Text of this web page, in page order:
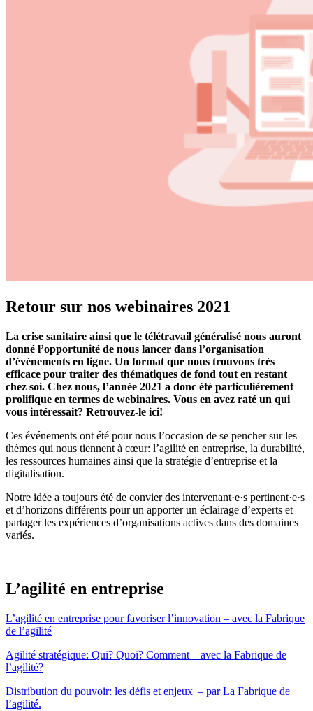
Retour sur nos webinaires 2021
La crise sanitaire ainsi que le télétravail généralisé nous auront
donné l’opportunité de nous lancer dans l’organisation
d’événements en ligne. Un format que nous trouvons très
efficace pour traiter des thématiques de fond tout en restant
chez soi. Chez nous, l’année 2021 a donc été particulièrement
prolifique en termes de webinaires. Vous en avez raté un qui
vous intéressait? Retrouvez-le ici!
Ces événements ont été pour nous l’occasion de se pencher sur les
thèmes qui nous tiennent à cœur: l’agilité en entreprise, la durabilité,
les ressources humaines ainsi que la stratégie d’entreprise et la
digitalisation.
Notre idée a toujours été de convier des intervenant·e·s pertinent·e·s
et d’horizons différents pour un apporter un éclairage d’experts et
partager les expériences d’organisations actives dans des domaines
variés.
L’agilité en entreprise
L’agilité en entreprise pour favoriser l’innovation – avec la Fabrique
de l’agilité
Agilité stratégique: Qui? Quoi? Comment – avec la Fabrique de
l’agilité?
Distribution du pouvoir: les défis et enjeux – par La Fabrique de
l’agilité.